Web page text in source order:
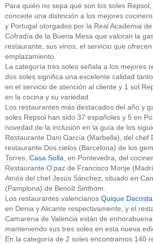
Para quién no sepa qué son los soles
concede una distinción a los mejores
y Portugal otorgados por la Real Academia
Cofradía de la Buena Mesa que valoran la
restaurante, sus vinos, el servicio que
emplazamiento.
La categoría tres soles señala a los mejores
dos soles significa una excelente calidad
en el servicio de atención al cliente y 1 sol
en la cocina y su variedad.
Los restaurantes más destacados del año y
soles Repsol han sido 37 españoles y 5 en
novedad de la inclusión en la guía de los
Restaurante Dani García (Marbella), del chef
restaurante Dos cielos (Barcelona) de los
Torres, Casa Solla , en Pontevedra, del
Restaurante O’paz de Francisco Monje
Amós del chef Jesús Sánchez, situado en
(Pamplona) de Benoît Sinthom.
Los restaurantes valencianos Quique Dacosta
en Denia y Alicante respectivamente, y el
Camarena de Valencia están de
manteniendo sus tres soles en esta nueva
En la categoría de 2 soles encontramos 140